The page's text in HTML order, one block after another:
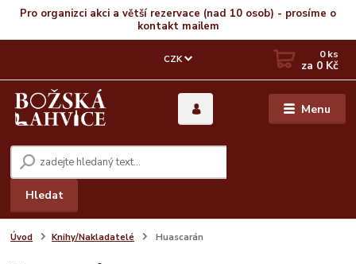
Pro organizci akci a větší rezervace (nad 10 osob) - prosíme o
kontakt mailem
Menu
CZK
Hledat
0ks
za 0 Kč
Úvod Knihy/Nakladatelé Huascarán